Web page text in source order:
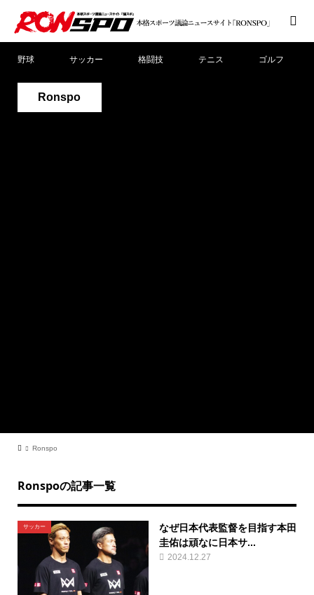
野球 サッカー 格闘技 テニス ゴルフ
Ronspo
Ronspo
Ronspoの記事一覧
サッカー
なぜ日本代表監督を目指す本田
圭佑は頑なに日本サ...
2024.12.27